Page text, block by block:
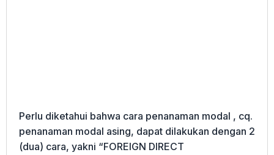
Perlu diketahui bahwa cara penanaman modal , cq.
penanaman modal asing, dapat dilakukan dengan 2
(dua) cara, yakni “FOREIGN DIRECT